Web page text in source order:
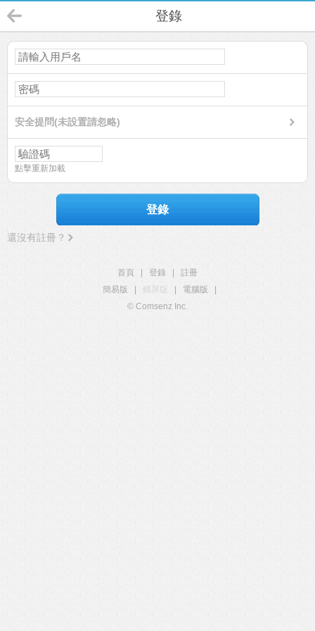
登錄
安全提問(未設置請忽略)
點擊重新加載
登錄
還沒有註冊？
首頁 登錄
註冊
簡易版
觸屏版 電腦版
© Comsenz Inc.